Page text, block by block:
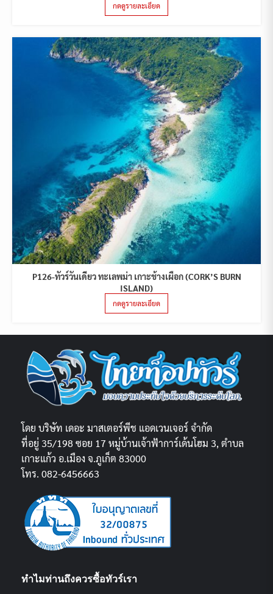
กดดูรายละเอียด
P126-ทัวร์วันเดียว ทะเลพม่า เกาะช้างเผือก (CORK’S BURN
ISLAND)
กดดูรายละเอียด
โดย บริษัท เดอะ มาสเตอร์พีช แอดเวนเจอร์ จำกัด
ที่อยู่ 35/198 ซอย 17 หมู่บ้านเจ้าฟ้าการ์เด้นโฮม 3, ตำบล
เกาะแก้ว อ.เมือง จ.ภูเก็ต 83000
โทร. 082-6456663
ทำไมท่านถึงควรซื้อทัวร์เรา